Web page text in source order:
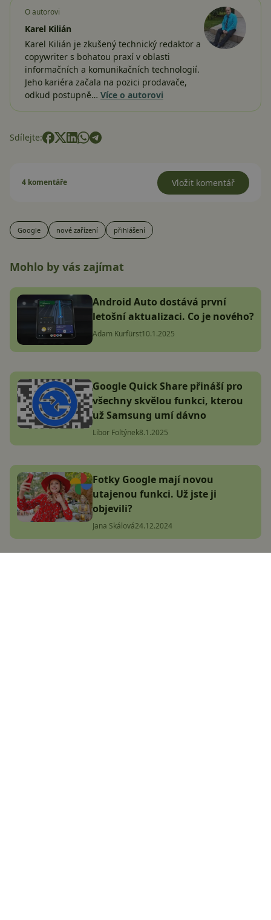
O autorovi
Karel Kilián
Karel Kilián je zkušený technický redaktor a
copywriter s bohatou praxí v oblasti
informačních a komunikačních technologií.
Jeho kariéra začala na pozici prodavače,
odkud postupně… Více o autorovi
Sdílejte:
4 komentáře Vložit komentář
Google nové zařízení přihlášení
Mohlo by vás zajímat
Android Auto dostává první
letošní aktualizaci. Co je nového?
Adam Kurfürst10.1.2025
Google Quick Share přináší pro
všechny skvělou funkci, kterou
už Samsung umí dávno
Libor Foltýnek8.1.2025
Fotky Google mají novou
utajenou funkci. Už jste ji
objevili?
Jana Skálová24.12.2024